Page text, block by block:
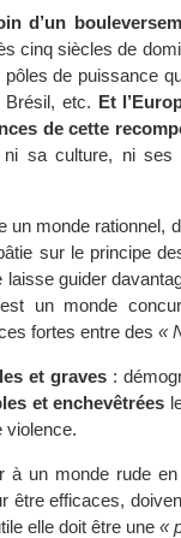
d’un
cinq siècles de
de puissance
etc. Et
de cette
ni sa culture, ni
un monde rationnel,
sur le principe
laisse guider
un monde
fortes entre des «
et graves :
et enchevêtrées
violence.
à un monde rude
être efficaces,
elle doit être une «